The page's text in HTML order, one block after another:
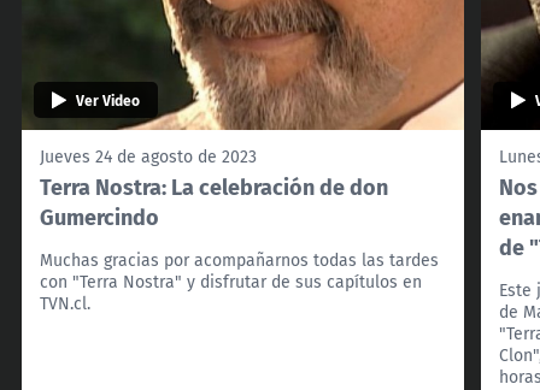
Ver Video
Jueves 24 de agosto de 2023
Terra Nostra: La celebración de don
Gumercindo
Muchas gracias por acompañarnos todas las tardes
con "Terra Nostra" y disfrutar de sus capítulos en
TVN.cl.
de
Este
de